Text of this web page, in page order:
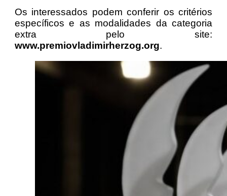
Os interessados podem conferir os critérios
específicos e as modalidades da categoria
extra pelo site:
www.premiovladimirherzog.org.